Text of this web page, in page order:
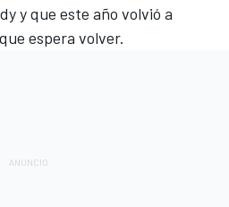
y que este año volvió a
espera volver.